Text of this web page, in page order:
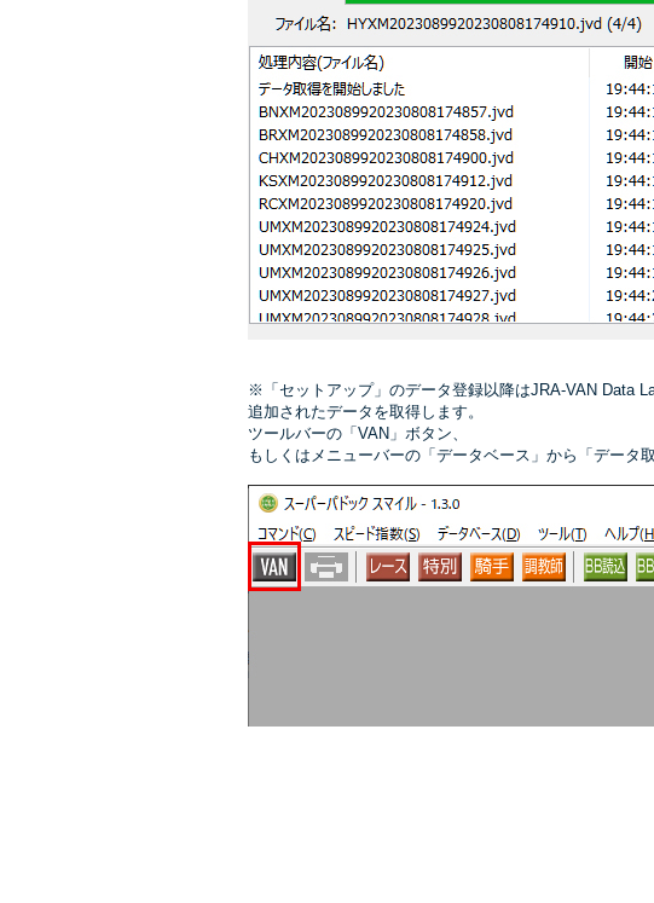
※「セットアップ」のデータ登録以降はJRA-VAN Data
追加されたデータを取得します。
ツールバーの「VAN」ボタン、
もしくはメニューバーの「データベース」から「データ